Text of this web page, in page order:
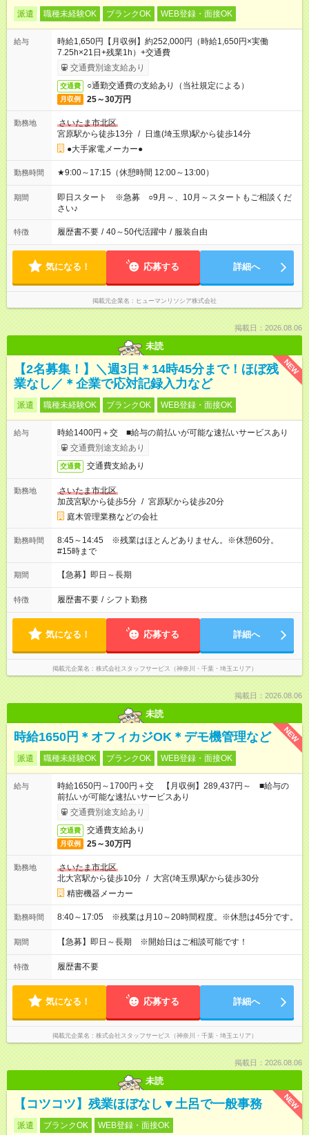
派遣 職種未経験OK ブランクOK WEB登録・面接OK
給与
時給1,650円【月収例】約252,000円（時給1,650円×実働
7.25h×21日+残業1h）+交通費
交通費別途支給あり
交通費 ○通勤交通費の支給あり（当社規定による）
月収例 25～30万円
勤務地
さいたま市北区
宮原駅から徒歩13分 / 日進(埼玉県)駅から徒歩14分
●大手家電メーカー●
勤務時間 ★9:00～17:15（休憩時間 12:00～13:00）
期間
即日スタート ※急募 ○9月～、10月～スタートもご相談くだ
さい♪
特徴 履歴書不要 / 40～50代活躍中 / 服装自由
気になる！ 応募する 詳細へ
掲載元企業名 ヒューマンリソシア株式会社
掲載日：2026.08.06
未読
NEW
【2名募集！】＼週3日＊14時45分まで！ほぼ残
業なし／＊企業で応対記録入力など
派遣 職種未経験OK ブランクOK WEB登録・面接OK
給与
時給1400円＋交 ■給与の前払いが可能な速払いサービスあり
交通費別途支給あり
交通費 交通費支給あり
勤務地
さいたま市北区
加茂宮駅から徒歩5分 / 宮原駅から徒歩20分
庭木管理業務などの会社
勤務時間
8:45～14:45 ※残業はほとんどありません。※休憩60分。
#15時まで
期間 【急募】即日～長期
特徴 履歴書不要 / シフト勤務
気になる！ 応募する 詳細へ
掲載元企業名 株式会社スタッフサービス（神奈川・千葉・埼玉エリア）
掲載日：2026.08.06
未読
NEW
時給1650円＊オフィカジOK＊デモ機管理など
派遣 職種未経験OK ブランクOK WEB登録・面接OK
給与
時給1650円～1700円＋交 【月収例】289,437円～ ■給与の
前払いが可能な速払いサービスあり
交通費別途支給あり
交通費 交通費支給あり
月収例 25～30万円
勤務地
さいたま市北区
北大宮駅から徒歩10分 / 大宮(埼玉県)駅から徒歩30分
精密機器メーカー
勤務時間 8:40～17:05 ※残業は月10～20時間程度。※休憩は45分です。
期間 【急募】即日～長期 ※開始日はご相談可能です！
特徴 履歴書不要
気になる！ 応募する 詳細へ
掲載元企業名 株式会社スタッフサービス（神奈川・千葉・埼玉エリア）
掲載日：2026.08.06
未読
NEW
【コツコツ】残業ほぼなし▼土呂で一般事務
派遣 ブランクOK WEB登録・面接OK